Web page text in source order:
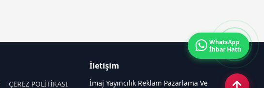
ÇEREZ POLİTİKASI
İletişim
İmaj Yayıncılık Reklam Pazarlama Ve
WhatsApp
İhbar Hattı